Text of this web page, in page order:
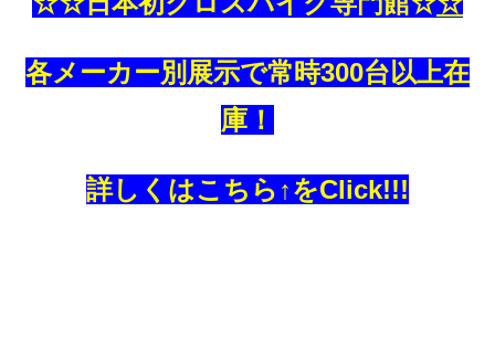
各メーカー別展示で常時300台以上在
庫！
詳しくはこちら↑をClick!!!